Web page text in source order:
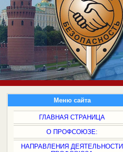
Меню сайта
ГЛАВНАЯ СТРАНИЦА
О ПРОФСОЮЗЕ:
НАПРАВЛЕНИЯ ДЕЯТЕЛЬНОСТИ